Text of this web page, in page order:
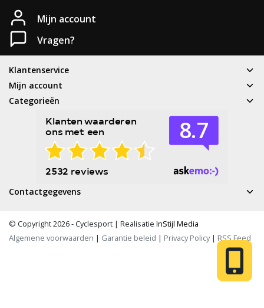
Mijn account
Vragen?
Klantenservice
Mijn account
Categorieën
Contactgegevens
© Copyright 2026 - Cyclesport | Realisatie InStijl Media
Algemene voorwaarden | Garantie beleid | Privacy Policy| RSS Feed